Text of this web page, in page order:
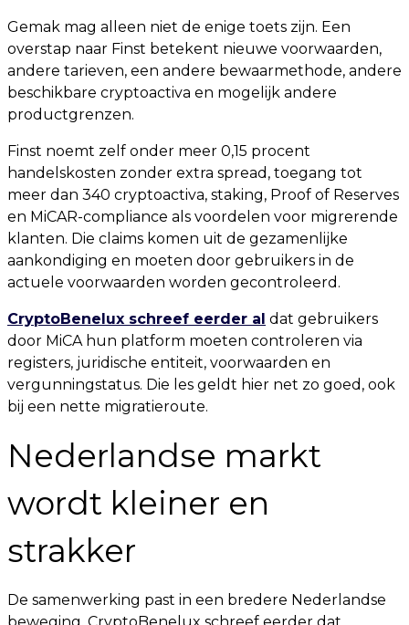
Gemak mag alleen niet de enige toets zijn. Een
overstap naar Finst betekent nieuwe voorwaarden,
andere tarieven, een andere bewaarmethode, andere
beschikbare cryptoactiva en mogelijk andere
productgrenzen.
Finst noemt zelf onder meer 0,15 procent
handelskosten zonder extra spread, toegang tot
meer dan 340 cryptoactiva, staking, Proof of Reserves
en MiCAR-compliance als voordelen voor migrerende
klanten. Die claims komen uit de gezamenlijke
aankondiging en moeten door gebruikers in de
actuele voorwaarden worden gecontroleerd.
CryptoBenelux schreef eerder al dat gebruikers
door MiCA hun platform moeten controleren via
registers, juridische entiteit, voorwaarden en
vergunningstatus. Die les geldt hier net zo goed, ook
bij een nette migratieroute.
Nederlandse markt
wordt kleiner en
strakker
De samenwerking past in een bredere Nederlandse